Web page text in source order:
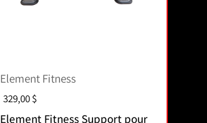
Element Fitness
Prix :
329,00 $
Element Fitness Support pour